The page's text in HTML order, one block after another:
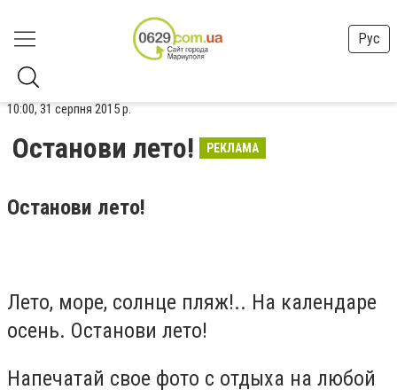
Рус
10:00, 31 серпня 2015 р.
Останови лето! РЕКЛАМА
Останови лето!
Лето, море, солнце пляж!.. На календаре
осень. Останови лето!
Напечатай свое фото с отдыха на любой